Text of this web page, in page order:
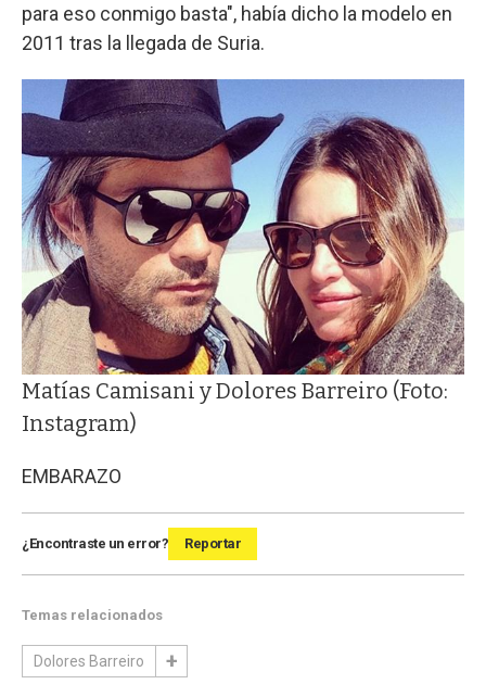
para eso conmigo basta", había dicho la modelo en
2011 tras la llegada de Suria.
Matías Camisani y Dolores Barreiro (Foto:
Instagram)
EMBARAZO
¿Encontraste un error? Reportar
Temas relacionados
Dolores Barreiro